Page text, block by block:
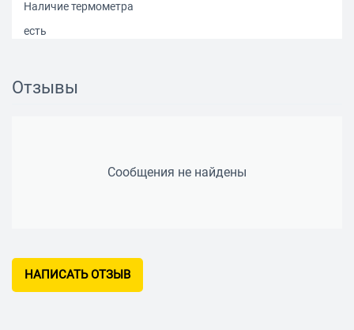
Наличие термометра
есть
Характеристики накопительных водонагревателей
Отзывы
Сообщения не найдены
НАПИСАТЬ ОТЗЫВ